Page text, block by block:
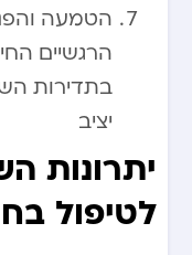
הטמעה
הרגשיים
בתדירות
יציב
יתרונות
לטיפול